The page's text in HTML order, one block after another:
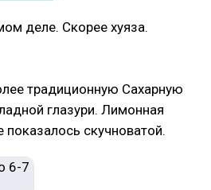
деле. Скорее хуяза.
традиционную Сахарную
глазури. Лимонная
скучноватой.